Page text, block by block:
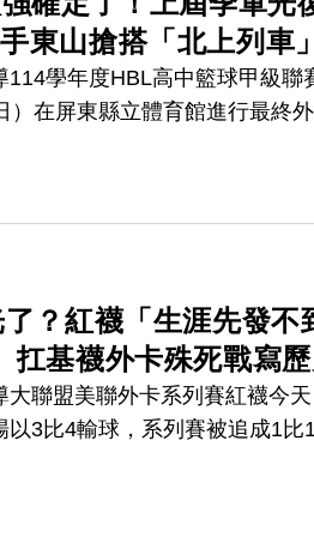
山搶搭「北上列車」
114學年度HBL高中籃球甲級聯
）在屏東縣立體育館進行最終
？紅襪「生涯先發不
扛基襪外卡殊死戰寫歷
大聯盟美聯外卡系列賽紅襪今
以3比4輸球，系列賽被追成1比